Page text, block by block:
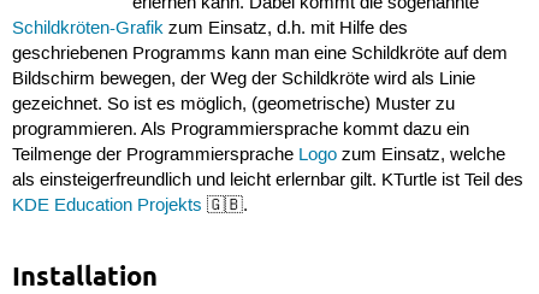
Schildkröten-Grafikzum Einsatz, d.h. mit Hilfe des
geschriebenen Programms kann man eine Schildkröte auf dem
Bildschirm bewegen, der Weg der Schildkröte wird als Linie
gezeichnet. So ist es möglich, (geometrische) Muster zu
programmieren. Als Programmiersprache kommt dazu ein
Teilmenge der Programmiersprache Logozum Einsatz, welche
als einsteigerfreundlich und leicht erlernbar gilt. KTurtle ist Teil des
KDE Education Projekts 🇬🇧.
Installation